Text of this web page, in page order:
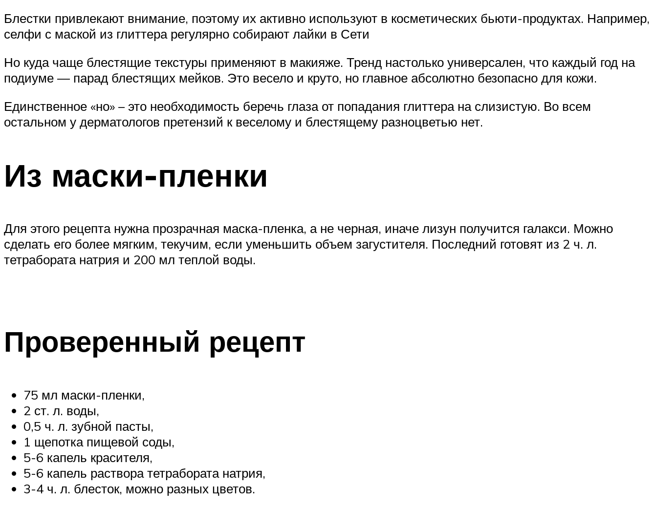
Блестки привлекают внимание, поэтому их активно используют в косметических бьюти-продуктах. Например,
селфи с маской из глиттера регулярно собирают лайки в Сети
Но куда чаще блестящие текстуры применяют в макияже. Тренд настолько универсален, что каждый год на
подиуме — парад блестящих мейков. Это весело и круто, но главное абсолютно безопасно для кожи.
Единственное «но» – это необходимость беречь глаза от попадания глиттера на слизистую. Во всем
остальном у дерматологов претензий к веселому и блестящему разноцветью нет.
Из маски-пленки
Для этого рецепта нужна прозрачная маска-пленка, а не черная, иначе лизун получится галакси. Можно
сделать его более мягким, текучим, если уменьшить объем загустителя. Последний готовят из 2 ч. л.
тетрабората натрия и 200 мл теплой воды.
Проверенный рецепт
75 мл маски-пленки,
2 ст. л. воды,
0,5 ч. л. зубной пасты,
1 щепотка пищевой соды,
5-6 капель красителя,
5-6 капель раствора тетрабората натрия,
3-4 ч. л. блесток, можно разных цветов.